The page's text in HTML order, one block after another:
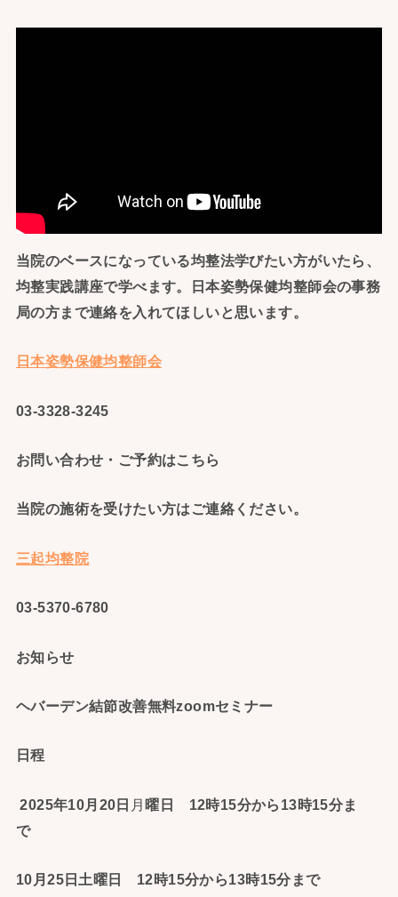
当院のベースになっている均整法学びたい方がいたら、
均整実践講座で学べます。日本姿勢保健均整師会の事務
局の方まで連絡を入れてほしいと思います。
日本姿勢保健均整師会
03-3328-3245
お問い合わせ・ご予約はこちら
当院の施術を受けたい方はご連絡ください。
三起均整院
03-5370-6780
お知らせ
ヘバーデン結節改善無料zoomセミナー
日程
2025年10月20日 月曜日 12時15分から13時15分ま
で
10月25日土曜日 12時15分から13時15分まで